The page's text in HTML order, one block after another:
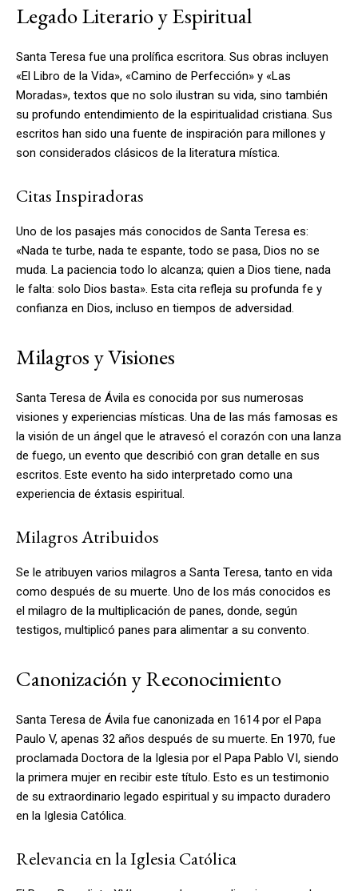
Legado Literario y Espiritual
Santa Teresa fue una prolífica escritora. Sus obras incluyen
«El Libro de la Vida», «Camino de Perfección» y «Las
Moradas», textos que no solo ilustran su vida, sino también
su profundo entendimiento de la espiritualidad cristiana. Sus
escritos han sido una fuente de inspiración para millones y
son considerados clásicos de la literatura mística.
Citas Inspiradoras
Uno de los pasajes más conocidos de Santa Teresa es:
«Nada te turbe, nada te espante, todo se pasa, Dios no se
muda. La paciencia todo lo alcanza; quien a Dios tiene, nada
le falta: solo Dios basta». Esta cita refleja su profunda fe y
confianza en Dios, incluso en tiempos de adversidad.
Milagros y Visiones
Santa Teresa de Ávila es conocida por sus numerosas
visiones y experiencias místicas. Una de las más famosas es
la visión de un ángel que le atravesó el corazón con una lanza
de fuego, un evento que describió con gran detalle en sus
escritos. Este evento ha sido interpretado como una
experiencia de éxtasis espiritual.
Milagros Atribuidos
Se le atribuyen varios milagros a Santa Teresa, tanto en vida
como después de su muerte. Uno de los más conocidos es
el milagro de la multiplicación de panes, donde, según
testigos, multiplicó panes para alimentar a su convento.
Canonización y Reconocimiento
Santa Teresa de Ávila fue canonizada en 1614 por el Papa
Paulo V, apenas 32 años después de su muerte. En 1970, fue
proclamada Doctora de la Iglesia por el Papa Pablo VI, siendo
la primera mujer en recibir este título. Esto es un testimonio
de su extraordinario legado espiritual y su impacto duradero
en la Iglesia Católica.
Relevancia en la Iglesia Católica